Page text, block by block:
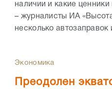
наличии и какие
– журналисты ИА
несколько
Экономика
Преодолен